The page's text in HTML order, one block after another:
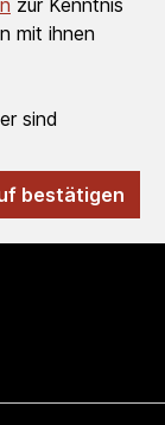
mit ihnen
sind
bestätigen